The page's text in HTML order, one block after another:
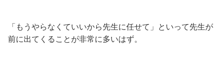
「もうやらなくていいから先生に任せて」といって先生が
前に出てくることが非常に多いはず。